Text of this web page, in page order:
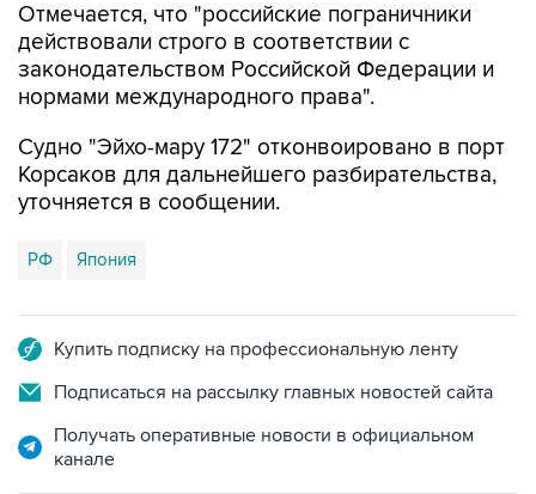
Отмечается, что "российские пограничники
действовали строго в соответствии с
законодательством Российской Федерации и
нормами международного права".
Судно "Эйхо-мару 172" отконвоировано в порт
Корсаков для дальнейшего разбирательства,
уточняется в сообщении.
РФ Япония
Купить подписку на профессиональную ленту
Подписаться на рассылку главных новостей сайта
Получать оперативные новости в официальном
канале